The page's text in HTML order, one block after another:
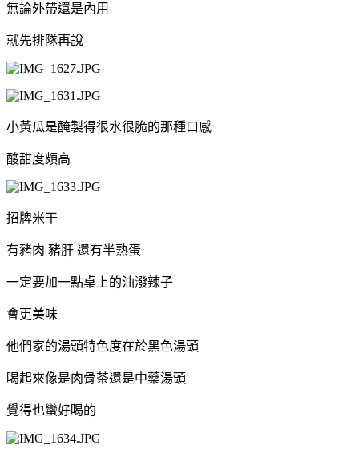
無論外帶還是內用
就先排隊再說
小黃瓜是醃製得很水很脆的那種口感
酸甜度頗高
招牌米干
有豬肉 豬肝 還有半熟蛋
一定要加一點桌上的油潑辣子
會更美味
他們家的湯頭特色度在於黑色湯頭
喝起來像是肉骨茶還是中藥湯頭
覺得也蠻好喝的